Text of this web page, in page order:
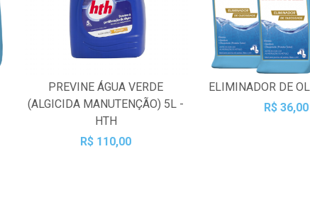
PREVINE ÁGUA VERDE
(ALGICIDA MANUTENÇÃO) 5L -
HTH
R$ 110,00
ELIMINADOR DE
R$ 36,00